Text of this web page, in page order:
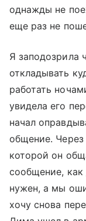
однажды не
еще раз не
Я заподозрила
откладывать
работать
увидела его
начал
общение.
которой он
сообщение, как
нужен, а мы
хочу снова